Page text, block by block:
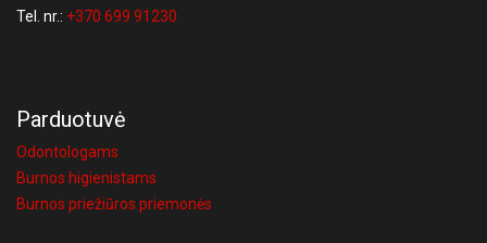
Tel. nr.: +370 699 91230
Parduotuvė
Odontologams
Burnos higienistams
Burnos priežiūros priemonės